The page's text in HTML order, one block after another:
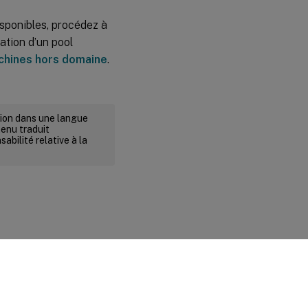
procédez à
d’un pool
hors domaine.
dans une langue
traduit
relative à la